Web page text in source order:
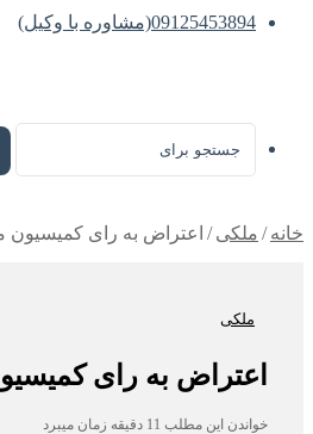
09125453894(مشاوره با وکیل)
خانه / ملکی / اعتراض به رای کمیسیون
ملکی
اعتراض به رای کمیسیون
خواندن این مطلب 11 دقیقه زمان میبرد